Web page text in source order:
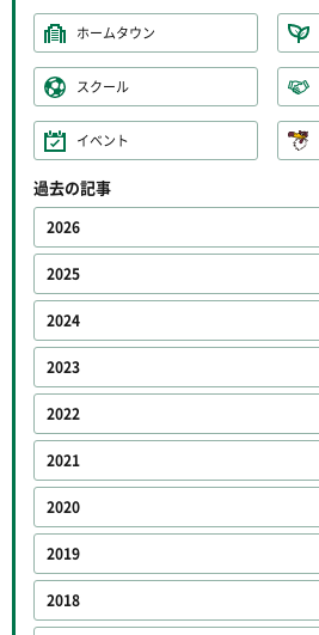
ホームタウン
スクール
イベント
過去の記事
2026
2025
2024
2023
2022
2021
2020
2019
2018